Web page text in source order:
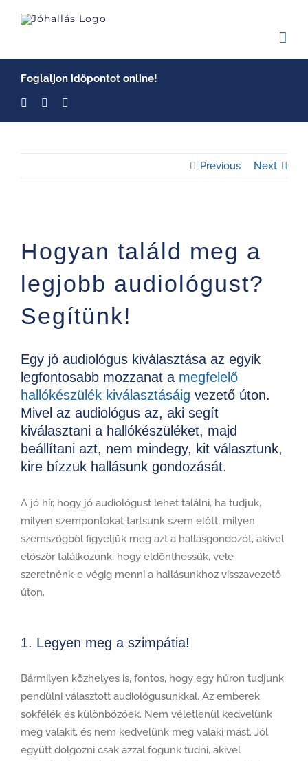
Foglaljon időpontot online!
Previous Next
Hogyan találd meg a
legjobb audiológust?
Segítünk!
Egy jó audiológus kiválasztása az egyik
legfontosabb mozzanat a megfelelő
hallókészülék kiválasztásáig vezető úton.
Mivel az audiológus az, aki segít
kiválasztani a hallókészüléket, majd
beállítani azt, nem mindegy, kit választunk,
kire bízzuk hallásunk gondozását.
A jó hír, hogy jó audiológust lehet találni, ha tudjuk,
milyen szempontokat tartsunk szem előtt, milyen
szemszögből figyeljük meg azt a hallásgondozót, akivel
először találkozunk, hogy eldönthessük, vele
szeretnénk-e végig menni a hallásunkhoz visszavezető
úton.
1. Legyen meg a szimpátia!
Bármilyen közhelyes is, fontos, hogy egy húron tudjunk
pendülni választott audiológusunkkal. Az emberek
sokfélék és különbözőek. Nem véletlenül kedvelünk
meg valakit, és nem kedvelünk meg valaki mást. Jól
együtt dolgozni csak azzal fogunk tudni, akivel